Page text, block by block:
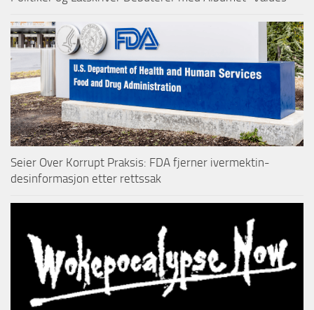
Seier Over Korrupt Praksis: FDA fjerner ivermektin-
desinformasjon etter rettssak